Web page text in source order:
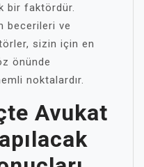
bir faktördür.
becerileri ve
sizin için en
önünde
noktalardır.
Avukat